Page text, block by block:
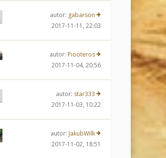
autor: gabarson
2017-11-11, 22:03
autor: Piooteros
2017-11-04, 20:56
autor: star333
2017-11-03, 10:22
autor: JakubWilk
2017-11-02, 18:51